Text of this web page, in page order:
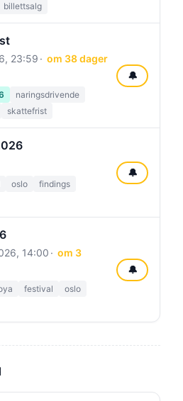
billettsalg
23:59
om 38 dager
naringsdrivende
skattefrist
🔔
oslo
findings
🔔
14:00
om 3
festival
oslo
🔔